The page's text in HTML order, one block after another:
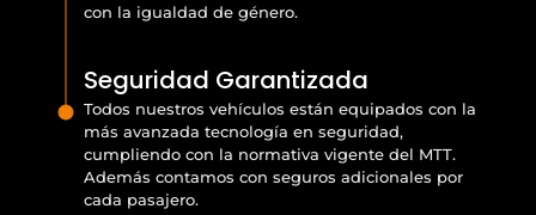
con la igualdad de género.
Seguridad Garantizada
Todos nuestros vehículos están equipados con la
más avanzada tecnología en seguridad,
cumpliendo con la normativa vigente del MTT.
Además contamos con seguros adicionales por
cada pasajero.